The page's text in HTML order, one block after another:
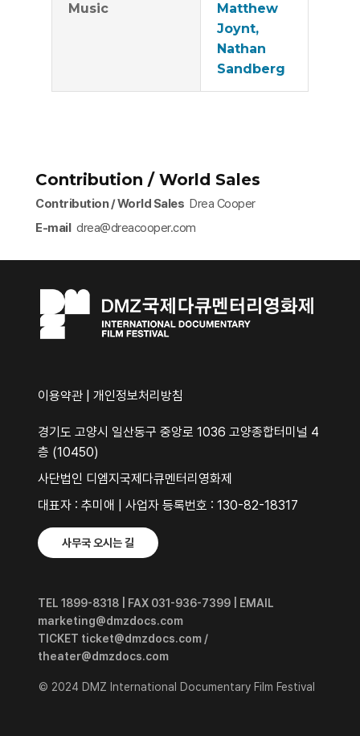
Music
Matthew
Joynt,
Nathan
Sandberg
Contribution / World Sales
Contribution / World Sales Drea Cooper
E-maildrea@dreacooper.com​
이용약관 개인정보처리방침
경기도 고양시 일산동구 중앙로 1036 고양종합터미널 4
층 (10450)
사단법인 디엠지국제다큐멘터리영화제
대표자 : 추미애 | 사업자 등록번호 : 130-82-18317
사무국 오시는 길
TEL 1899-8318 | FAX 031-936-7399 | EMAIL
marketing@dmzdocs.com
TICKET ticket@dmzdocs.com /
theater@dmzdocs.com
© 2024 DMZ International Documentary Film Festival